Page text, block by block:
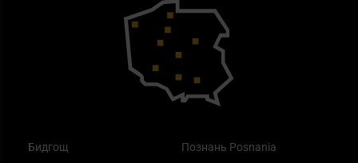
Бидгощ Познань Posnania
Як працює маска від смогу?
Найкращі спальні мішки на осінь